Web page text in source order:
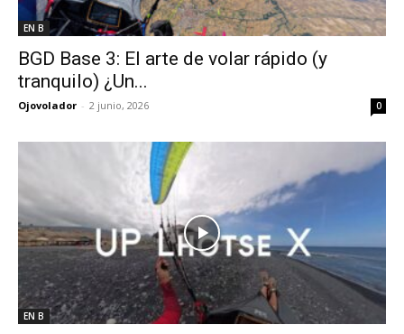
EN B
BGD Base 3: El arte de volar rápido (y
tranquilo) ¿Un...
Ojovolador - 2 junio, 2026 0
EN B